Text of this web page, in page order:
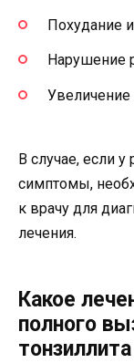
Похудание
Нарушение
В случае, если
симптомы,
к врачу для
лечения.
Какое
полного